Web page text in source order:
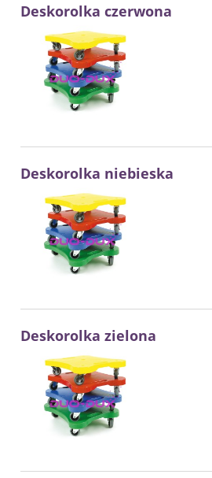
Deskorolka czerwona
Deskorolka niebieska
Deskorolka zielona